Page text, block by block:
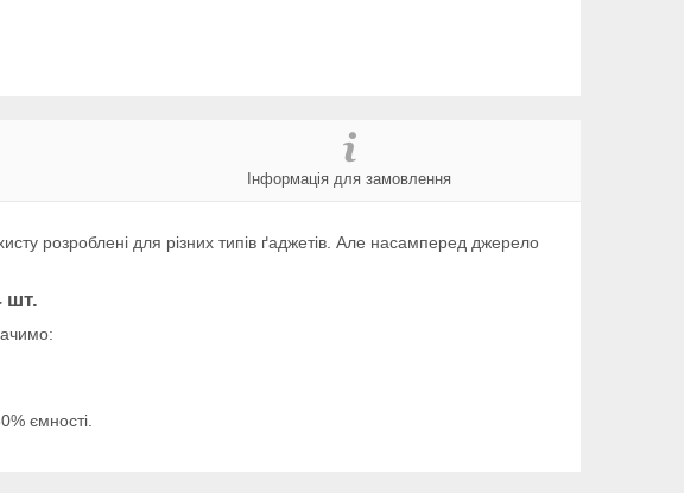
Інформація для замовлення
розроблені для різних типів ґаджетів. Але насамперед джерело
шт.
ємності.